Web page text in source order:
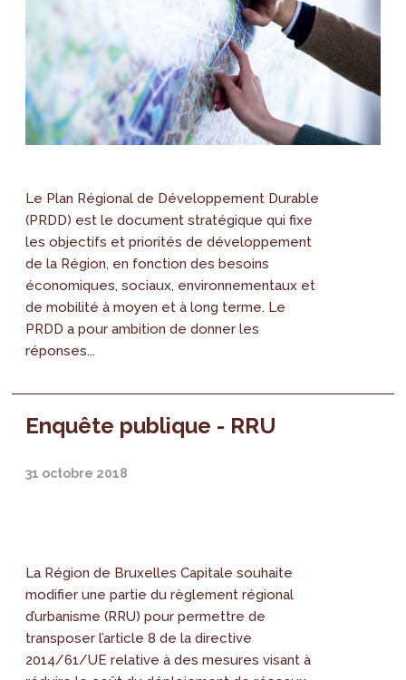
Le Plan Régional de Développement Durable
(PRDD) est le document stratégique qui fixe
les objectifs et priorités de développement
de la Région, en fonction des besoins
économiques, sociaux, environnementaux et
de mobilité à moyen et à long terme. Le
PRDD a pour ambition de donner les
réponses...
Enquête publique - RRU
31 octobre 2018
La Région de Bruxelles Capitale souhaite
modifier une partie du règlement régional
d’urbanisme (RRU) pour permettre de
transposer l’article 8 de la directive
2014/61/UE relative à des mesures visant à